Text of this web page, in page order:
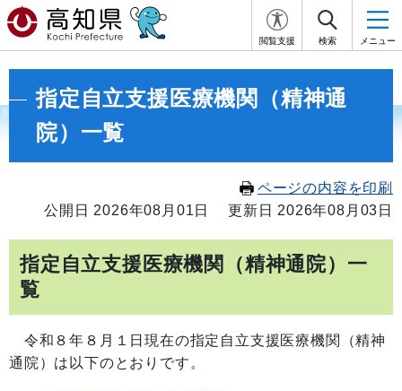
閲覧支援 検索 メニュー
指定自立支援医療機関（精神通
院）一覧
ページの内容を印刷
公開日 2026年08月01日
更新日 2026年08月03日
指定自立支援医療機関（精神通院）一
覧
令和８年８月１日現在の指定自立支援医療機関（精神
通院）は以下のとおりです。